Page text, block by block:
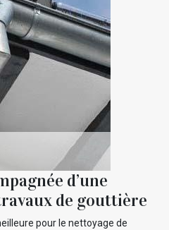
d’une
de gouttière
pour le nettoyage de